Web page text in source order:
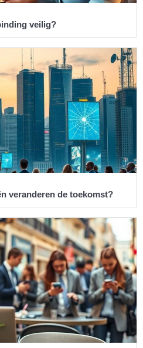
veilig?
veranderen de toekomst?